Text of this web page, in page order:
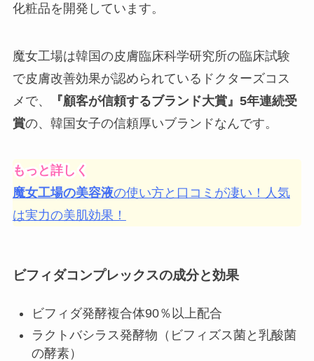
化粧品を開発しています。
魔女工場は韓国の皮膚臨床科学研究所の臨床試験
で皮膚改善効果が認められているドクターズコス
メで、
『顧客が信頼するブランド大賞』5年連続受
賞の、韓国女子の信頼厚いブランドなんです。
もっと詳しく
魔女工場の美容液の使い方と口コミが凄い！人気
は実力の美肌効果！
ビフィダコンプレックスの成分と効果
ビフィダ発酵複合体90％以上配合
ラクトバシラス発酵物（ビフィズス菌と乳酸菌
の酵素）